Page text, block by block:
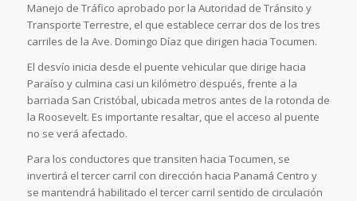
Manejo de Tráfico aprobado por la Autoridad de Tránsito y
Transporte Terrestre, el que establece cerrar dos de los tres
carriles de la Ave. Domingo Díaz que dirigen hacia Tocumen.
El desvío inicia desde el puente vehicular que dirige hacia
Paraíso y culmina casi un kilómetro después, frente a la
barriada San Cristóbal, ubicada metros antes de la rotonda de
la Roosevelt. Es importante resaltar, que el acceso al puente
no se verá afectado.
Para los conductores que transiten hacia Tocumen, se
invertirá el tercer carril con dirección hacia Panamá Centro y
se mantendrá habilitado el tercer carril sentido de circulación